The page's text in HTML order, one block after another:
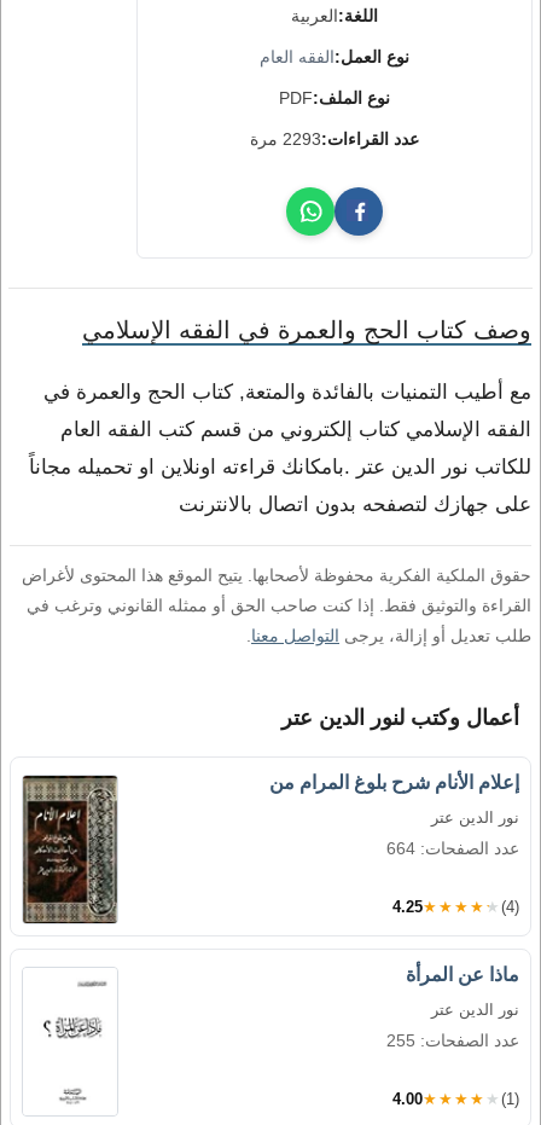
اللغة:العربية
نوع العمل:الفقه العام
نوع الملف:PDF
عدد القراءات:2293 مرة
وصف كتاب الحج والعمرة في الفقه الإسلامي
مع أطيب التمنيات بالفائدة والمتعة, كتاب الحج والعمرة في
الفقه الإسلامي كتاب إلكتروني من قسم كتب الفقه العام
للكاتب نور الدين عتر .بامكانك قراءته اونلاين او تحميله مجاناً
على جهازك لتصفحه بدون اتصال بالانترنت
حقوق الملكية الفكرية محفوظة لأصحابها. يتيح الموقع هذا المحتوى لأغراض
القراءة والتوثيق فقط. إذا كنت صاحب الحق أو ممثله القانوني وترغب في
طلب تعديل أو إزالة، يرجى التواصل معنا
أعمال وكتب لنور الدين عتر
إعلام الأنام شرح بلوغ المرام من
نور الدين عتر
عدد الصفحات: 664
4.25★★★★★ (4)
ماذا عن المرأة
نور الدين عتر
عدد الصفحات: 255
4.00★★★★★ (1)